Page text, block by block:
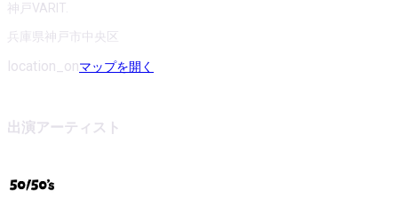
神戸VARIT.
兵庫県神戸市中央区
location_onマップを開く
出演アーティスト